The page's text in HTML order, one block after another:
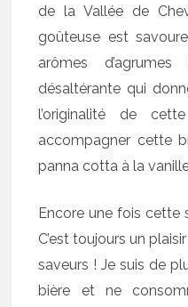
de la Vallée de
goûteuse est
arômes
désaltérante qui
l’originalité de
accompagner cette
panna cotta à la
Encore une fois cette
C’est toujours un
saveurs ! Je suis de
bière et ne